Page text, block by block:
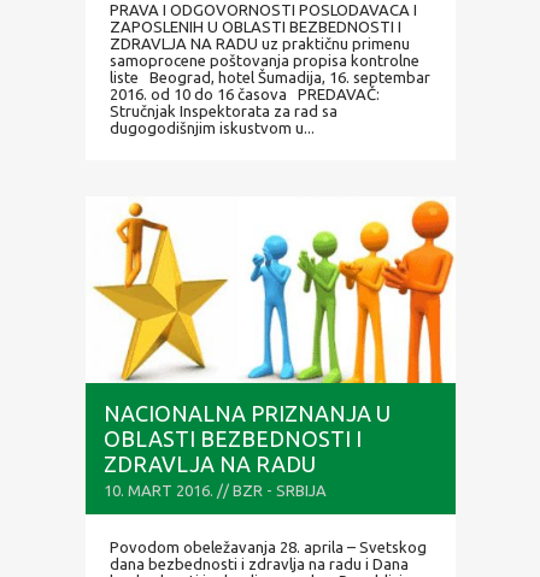
PRAVA I ODGOVORNOSTI POSLODAVACA I
ZAPOSLENIH U OBLASTI BEZBEDNOSTI I
ZDRAVLJA NA RADU uz praktičnu primenu
samoprocene poštovanja propisa kontrolne
liste Beograd, hotel Šumadija, 16. septembar
2016. od 10 do 16 časova PREDAVAČ:
Stručnjak Inspektorata za rad sa
dugogodišnjim iskustvom u...
NACIONALNA PRIZNANJA U
OBLASTI BEZBEDNOSTI I
ZDRAVLJA NA RADU
10. MART 2016. // BZR - SRBIJA
Povodom obeležavanja 28. aprila – Svetskog
dana bezbednosti i zdravlja na radu i Dana